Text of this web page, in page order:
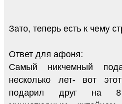
Зато, теперь есть к чему
Ответ для афоня:
Самый никчемный
несколько лет- вот
подарил друг на